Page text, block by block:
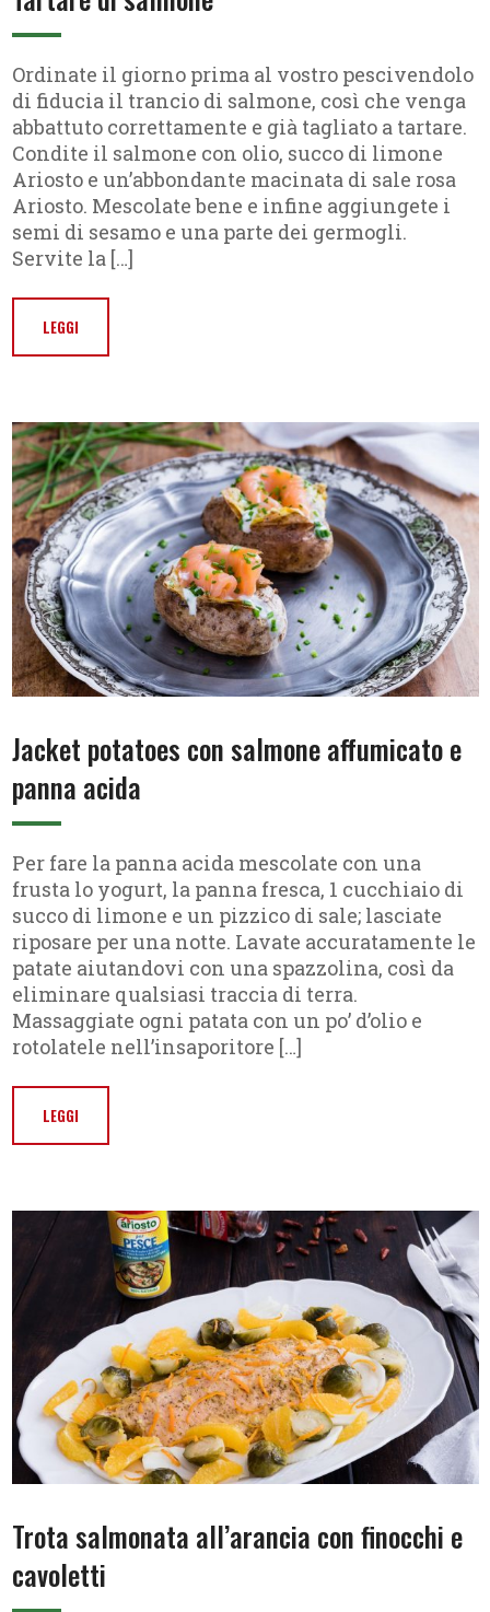
Ordinate il giorno prima al vostro pescivendolo
di fiducia il trancio di salmone, così che venga
abbattuto correttamente e già tagliato a tartare.
Condite il salmone con olio, succo di limone
Ariosto e un’abbondante macinata di sale rosa
Ariosto. Mescolate bene e infine aggiungete i
semi di sesamo e una parte dei germogli.
Servite la […]
LEGGI
Jacket potatoes con salmone affumicato e
panna acida
Per fare la panna acida mescolate con una
frusta lo yogurt, la panna fresca, 1 cucchiaio di
succo di limone e un pizzico di sale; lasciate
riposare per una notte. Lavate accuratamente le
patate aiutandovi con una spazzolina, così da
eliminare qualsiasi traccia di terra.
Massaggiate ogni patata con un po’ d’olio e
rotolatele nell’insaporitore […]
LEGGI
Trota salmonata all’arancia con finocchi e
cavoletti